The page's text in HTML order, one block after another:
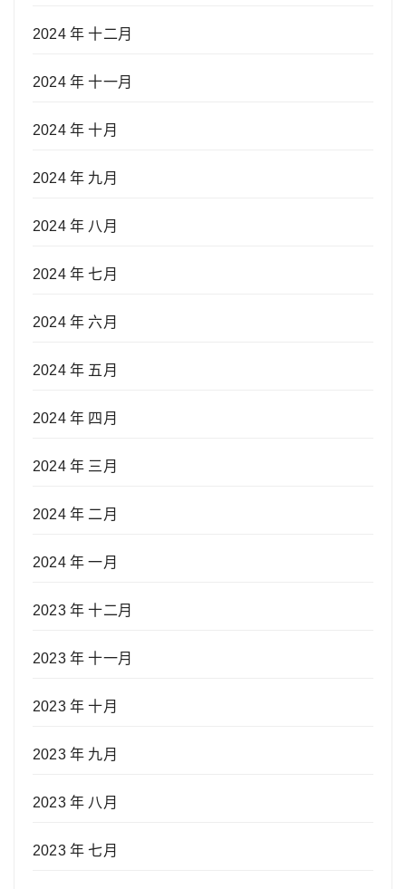
2024 年 十二月
2024 年 十一月
2024 年 十月
2024 年 九月
2024 年 八月
2024 年 七月
2024 年 六月
2024 年 五月
2024 年 四月
2024 年 三月
2024 年 二月
2024 年 一月
2023 年 十二月
2023 年 十一月
2023 年 十月
2023 年 九月
2023 年 八月
2023 年 七月